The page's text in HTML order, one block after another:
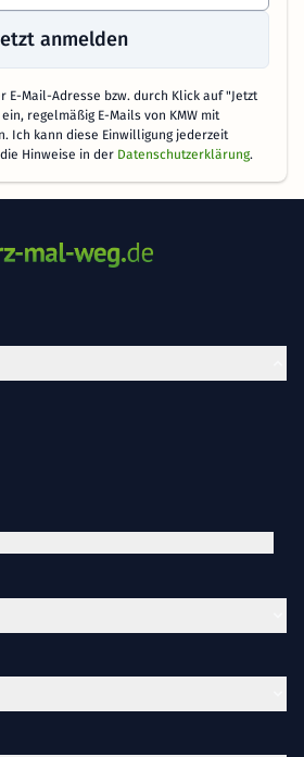
anmelden
E-Mail-Adresse bzw. durch Klick auf "Jetzt
regelmäßig E-Mails von KMW mit
Ich kann diese Einwilligung jederzeit
Hinweise in der Datenschutzerklärung.